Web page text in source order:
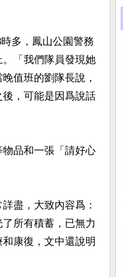
多，鳳山公園警務
「我們隊員發現她
值班的劉隊長說，
，可能是因爲說話
品和一張「請好心
盡，大致內容爲：
所有積蓄，已無力
康復，文中還說明